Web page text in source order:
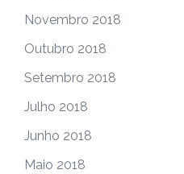
Novembro 2018
Outubro 2018
Setembro 2018
Julho 2018
Junho 2018
Maio 2018